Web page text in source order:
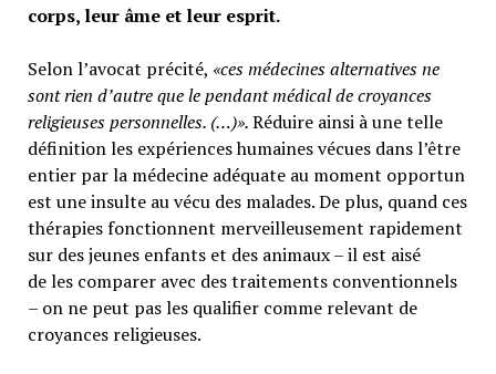
corps, leur âme et leur esprit.
Selon l’avocat précité, «ces médecines alternatives ne
sont rien d’autre que le pendant médical de croyances
religieuses personnelles. (…)».Réduire ainsi à une telle
définition les expériences humaines vécues dans l’être
entier par la médecine adéquate au moment opportun
est une insulte au vécu des malades. De plus, quand ces
thérapies fonctionnent merveilleusement rapidement
sur des jeunes enfants et des animaux – il est aisé
de les comparer avec des traitements conventionnels
– on ne peut pas les qualifier comme relevant de
croyances religieuses.